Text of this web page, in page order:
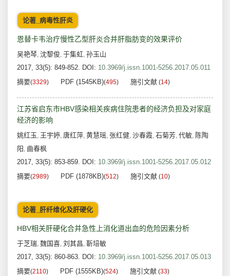
论著_病毒性肝炎
恩替卡韦治疗慢性乙型肝炎合并肝脂肪变的效果评价
吴艳琴, 沈黎俊, 于集虹, 孙玉山
2017, 33(5): 849-852. DOI: 10.3969/j.issn.1001-5256.2017.05.011
摘要(3329) PDF (1545KB)(495) 施引文献 (14)
江苏省启东市HBV感染相关疾病住院患者的经济负担及对家庭
经济的影响
姚红玉, 王宇婷, 唐红萍, 黄慧瑶, 张红健, 沙春霞, 石菊芳, 代敏, 陈陶
阳 , 曲春枫
2017, 33(5): 853-859. DOI: 10.3969/j.issn.1001-5256.2017.05.012
摘要(2989) PDF (1878KB)(512) 施引文献 (10)
论著_肝纤维化及肝硬化
HBV相关肝硬化合并急性上消化道出血的危险因素分析
于芝瑞, 魏国喜, 刘其昌, 靳培敏
2017, 33(5): 860-863. DOI: 10.3969/j.issn.1001-5256.2017.05.013
摘要(2110) PDF (1555KB)(524) 施引文献 (33)